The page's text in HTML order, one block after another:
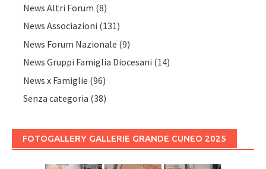
News Altri Forum (8)
News Associazioni (131)
News Forum Nazionale (9)
News Gruppi Famiglia Diocesani (14)
News x Famiglie (96)
Senza categoria (38)
FOTOGALLERY GALLERIE GRANDE CUNEO 2025